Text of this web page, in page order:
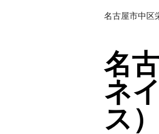
名古屋市中区
名
ネ
ス）